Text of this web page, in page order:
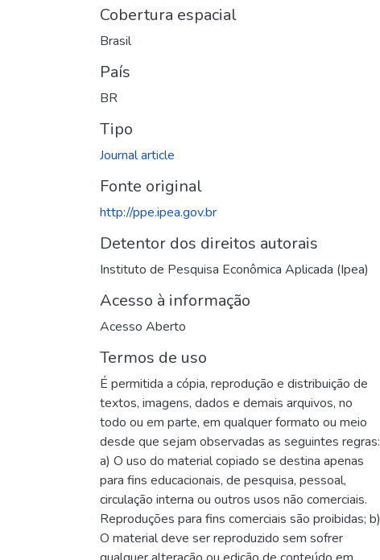
Cobertura espacial
Brasil
País
BR
Tipo
Journal article
Fonte original
http://ppe.ipea.gov.br
Detentor dos direitos autorais
Instituto de Pesquisa Econômica Aplicada (Ipea)
Acesso à informação
Acesso Aberto
Termos de uso
É permitida a cópia, reprodução e distribuição de
textos, imagens, dados e demais arquivos, no
todo ou em parte, em qualquer formato ou meio
desde que sejam observadas as seguintes regras:
a) O uso do material copiado se destina apenas
para fins educacionais, de pesquisa, pessoal,
circulação interna ou outros usos não comerciais.
Reproduções para fins comerciais são proibidas; b)
O material deve ser reproduzido sem sofrer